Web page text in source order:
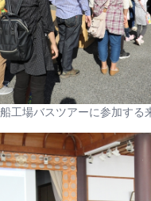
工場バスツアーに参加する